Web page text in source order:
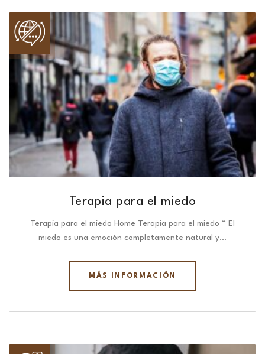
Terapia para el miedo
Terapia para el miedo Home Terapia para el miedo “ El
miedo es una emoción completamente natural y…
MÁS INFORMACIÓN